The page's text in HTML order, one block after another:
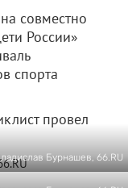
совместно
России»
спорта
провел
Бурнашев, 66.RU